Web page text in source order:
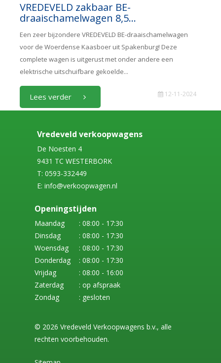
VREDEVELD zakbaar BE-
draaischamelwagen 8,5...
Een zeer bijzondere VREDEVELD BE-draaischamelwagen
voor de Woerdense Kaasboer uit Spakenburg! Deze
complete wagen is uitgerust met onder andere een
elektrische uitschuifbare gekoelde...
Lees verder 12-11-2024
Vredeveld verkoopwagens
De Noesten 4
9431 TC WESTERBORK
T: 0593-332449
E: info@verkoopwagen.nl
Openingstijden
Maandag
: 08:00 - 17:30
Dinsdag
: 08:00 - 17:30
Woensdag
: 08:00 - 17:30
Donderdag
: 08:00 - 17:30
Vrijdag
: 08:00 - 16:00
Zaterdag
: op afspraak
Zondag
: gesloten
© 2026 Vredeveld Verkoopwagens b.v., alle
rechten voorbehouden.